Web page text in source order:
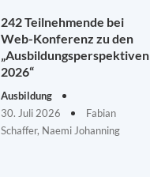
242 Teilnehmende bei
Web-Konferenz zu den
„Ausbildungsperspektiven
2026“
Ausbildung
30. Juli 2026
Fabian
Schaffer, Naemi Johanning